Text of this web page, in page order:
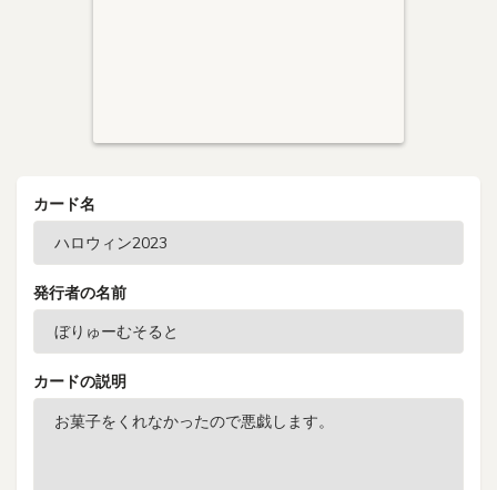
カード名
発行者の名前
カードの説明